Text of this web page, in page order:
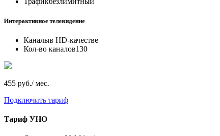
Интерактивное телевидение
Каналыв HD-качестве
Кол-во каналов130
455 руб./ мес.
Подключить тариф
Тариф УНО